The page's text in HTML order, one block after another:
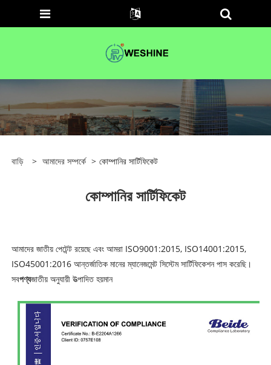
বাড়ি > আমাদের সম্পর্কে > কোম্পানির সার্টিফিকেট
কোম্পানির সার্টিফিকেট
আমাদের জাতীয় পেটেন্ট রয়েছে এবং আমরা ISO9001:2015, ISO14001:2015,
ISO45001:2016 আন্তর্জাতিক মানের ম্যানেজমেন্ট সিস্টেম সার্টিফিকেশন পাস করেছি।
সবপণ্যজাতীয় অনুযায়ী উত্পাদিত হয়মান